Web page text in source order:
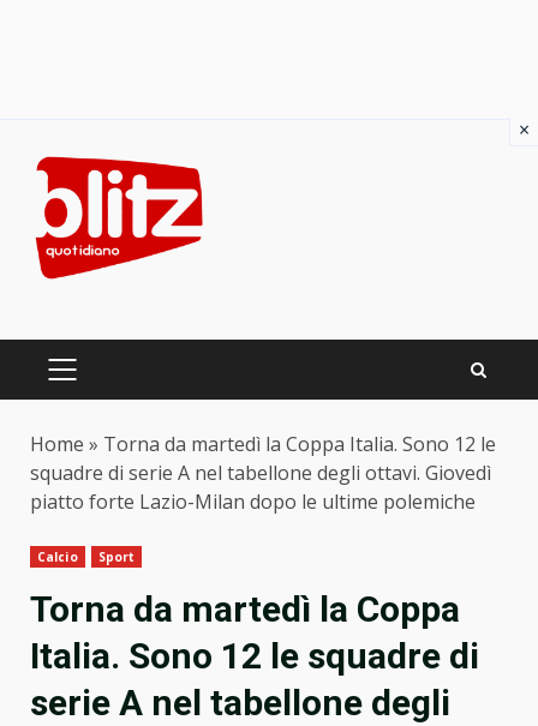
content
PRIMARY
Home » Torna da martedì la Coppa Italia. Sono 12 le
squadre di serie A nel tabellone degli ottavi. Giovedì
piatto forte Lazio-Milan dopo le ultime polemiche
Calcio Sport
Torna da martedì la Coppa
Italia. Sono 12 le squadre di
serie A nel tabellone degli
×